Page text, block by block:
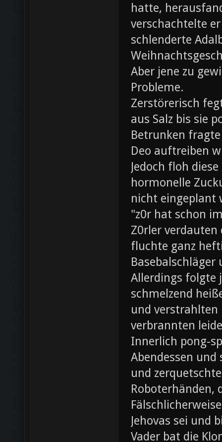
hatte,
verschachtelte
schlenderte
Aber jene zu
Probleme.
Zerstörerisch
aus Salz bis sie
Betrunken
Deo auftreiben
Jedoch floh
hormonelle
nicht eingeplant
"z0r hat schon
Z0rler
fluchte ganz
Allerdings folgte
schmelzend
und verstrahlten
verbrannten
Innerlich pong-
Abendessen
und
Roboterhänden,
Jehovas sei und
Vader bat die